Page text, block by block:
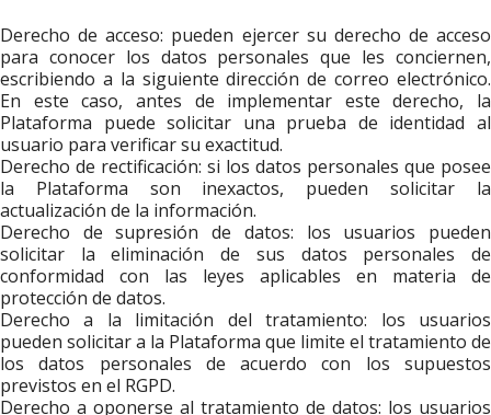
Derecho de acceso: pueden ejercer su derecho de acceso
para conocer los datos personales que les conciernen,
escribiendo a la siguiente dirección de correo electrónico.
En este caso, antes de implementar este derecho, la
Plataforma puede solicitar una prueba de identidad al
usuario para verificar su exactitud.
Derecho de rectificación: si los datos personales que posee
la Plataforma son inexactos, pueden solicitar la
actualización de la información.
Derecho de supresión de datos: los usuarios pueden
solicitar la eliminación de sus datos personales de
conformidad con las leyes aplicables en materia de
protección de datos.
Derecho a la limitación del tratamiento: los usuarios
pueden solicitar a la Plataforma que limite el tratamiento de
los datos personales de acuerdo con los supuestos
previstos en el RGPD.
Derecho a oponerse al tratamiento de datos: los usuarios